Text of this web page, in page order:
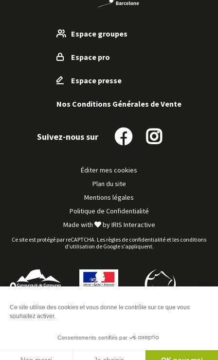
Espace groupes
Espace pro
Espace presse
Nos Conditions Générales de Vente
Suivez-nous sur
Suivez-
sur
Suivez-
Éditer mes cookies
Plan du site
Mentions légales
Politique de Confidentialité
Made with
byIRIS Interactive
Ce site est protégé par reCAPTCHA. Les règles de confidentialité et les conditions
d'utilisation de Google s'appliquent.
Ce site utilise des cookies et vous donne le contrôle sur ce que vous
souhaitez activer.
Consentements certifiés par